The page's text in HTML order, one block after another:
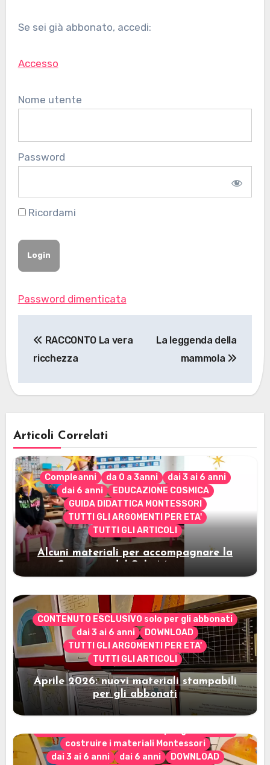
Se sei già abbonato, accedi:
Accesso
Nome utente
Password
Ricordami
Password dimenticata
articoli
RACCONTO La vera
ricchezza
La leggenda della
mammola
Articoli Correlati
Compleanni da 0 a 3anni
dai 3 ai 6 anni
dai 6 anni
EDUCAZIONE COSMICA
GUIDA DIDATTICA MONTESSORI
TUTTI GLI ARGOMENTI PER ETA'
TUTTI GLI ARTICOLI
Alcuni materiali per accompagnare la
Cerimonia del Sole Montessori
CONTENUTO ESCLUSIVO solo per gli abbonati
dai 3 ai 6 anni
DOWNLOAD
TUTTI GLI ARGOMENTI PER ETA'
TUTTI GLI ARTICOLI
Aprile 2026: nuovi materiali stampabili
per gli abbonati
costruire i materiali Montessori
dai 3 ai 6 anni
dai 6 anni
DOWNLOAD